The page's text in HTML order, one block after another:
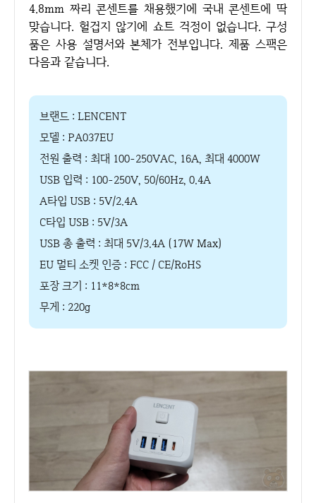
4.8mm 짜리 콘센트를 채용했기에 국내 콘센트에 딱
맞습니다. 헐겁지 않기에 쇼트 걱정이 없습니다. 구성
품은 사용 설명서와 본체가 전부입니다. 제품 스팩은
다음과 같습니다.
브랜드 : LENCENT
모델 : PA037EU
전원 출력 : 최대 100-250VAC, 16A, 최대 4000W
USB 입력 : 100-250V, 50/60Hz, 0.4A
A타입 USB : 5V/2.4A
C타입 USB : 5V/3A
USB 총 출력 : 최대 5V/3.4A (17W Max)
EU 멀티 소켓 인증 : FCC / CE/RoHS
포장 크기 : 11*8*8cm
무게 : 220g